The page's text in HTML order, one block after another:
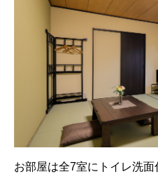
お部屋は全7室にトイレ洗